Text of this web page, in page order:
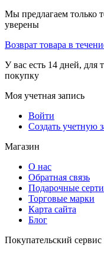
Мы предлагаем только
уверены
Возврат товара в
У вас есть 14 дней, для
покупку
Моя учетная запись
Войти
Создать учетную
Магазин
О нас
Обратная связь
Подарочные
Торговые марки
Карта сайта
Блог
Покупательский сервис